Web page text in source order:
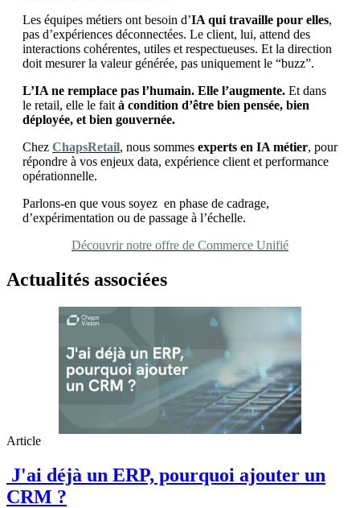
Les équipes métiers ont besoin d’IA qui travaille pour elles,
pas d’expériences déconnectées. Le client, lui, attend des
interactions cohérentes, utiles et respectueuses. Et la direction
doit mesurer la valeur générée, pas uniquement le “buzz”.
L’IA ne remplace pas l’humain. Elle l’augmente. Et dans
le retail, elle le fait à condition d’être bien pensée, bien
déployée, et bien gouvernée.
Chez ChapsRetail, nous sommes experts en IA métier, pour
répondre à vos enjeux data, expérience client et performance
opérationnelle.
Parlons-en que vous soyez en phase de cadrage,
d’expérimentation ou de passage à l’échelle.
Découvrir notre offre de Commerce Unifié
Actualités associées
Article
J'ai déjà un ERP, pourquoi ajouter un
CRM ?